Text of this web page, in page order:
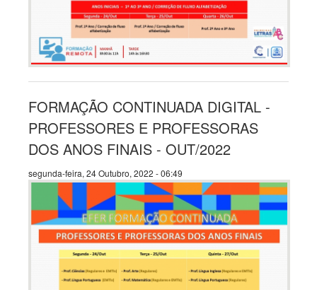
FORMAÇÃO CONTINUADA DIGITAL -
PROFESSORES E PROFESSORAS
DOS ANOS FINAIS - OUT/2022
segunda-feira, 24 Outubro, 2022 - 06:49